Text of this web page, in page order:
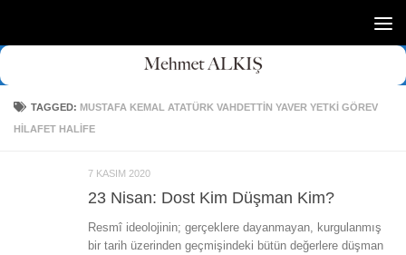
TAGGED: MUSTAFA KEMAL ATATÜRK VAHDETTIN YAVER YETKI GÖREV
HILAFET HALIFE
7 KASIM 2020
23 Nisan: Dost Kim Düşman Kim?
Resmî ideolojinin; gerçeklere dayanmayan, kurgulanmış
bir tarih üzerinden geçmişindeki bütün değerlere düşman